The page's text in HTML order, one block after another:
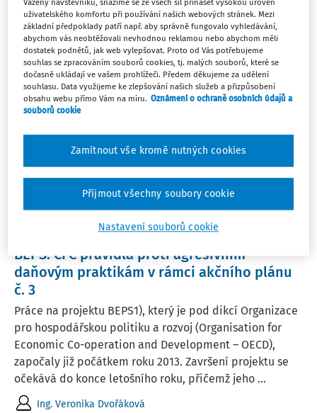
ČLÁNKY
Ukončení podnikání fyzické osoby v
daňových souvislostech
Cílem příspěvku je seznámit čtenáře se základními
daňovými povinnostmi při ukončení podnikání fyzické
osoby a dále s povinnostmi vůči správě sociálního
jako je například živnostenský úřad.
Ing. Veronika Dvořáková
29. 12. 2015 20 minut čtení
BEPS: CFC pravidla proti agresivním
daňovým praktikám v rámci akčního plánu
č. 3
Práce na projektu BEPS1), který je pod dikcí Organizace
pro hospodářskou politiku a rozvoj (Organisation for
Economic Co-operation and Development – OECD),
započaly již počátkem roku 2013. Završení projektu se
očekává do konce letošního roku, přičemž jeho ...
Ing. Veronika Dvořáková
Vážený návštěvníku, snažíme se ze všech sil přinášet vysokou úroveň
uživatelského komfortu při používání našich webových stránek. Mezi
základní předpoklady patří např. aby správně fungovalo vyhledávání,
abychom vás neobtěžovali nevhodnou reklamou nebo abychom měli
dostatek podnětů, jak web vylepšovat. Proto od Vás potřebujeme
souhlas se zpracováním souborů cookies, tj. malých souborů, které se
dočasně ukládají ve vašem prohlížeči. Předem děkujeme za udělení
souhlasu. Data využijeme ke zlepšování našich služeb a přizpůsobení
obsahu webu přímo Vám na míru. Oznámení o ochraně osobních údajů a
souborů cookie
Nastavení souborů cookie
Zamítnout vše kromě nutných cookies
Přijmout všechny soubory cookie